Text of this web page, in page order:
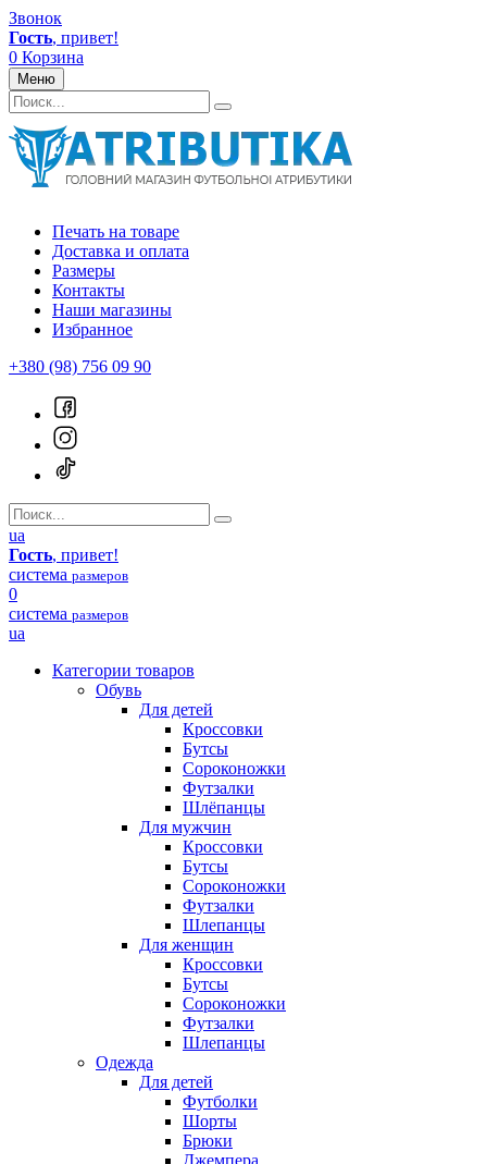
Звонок
Гость, привет!
0 Корзина
Меню
Печать на товаре
Доставка и оплата
Размеры
Контакты
Наши магазины
Избранное
+380 (98) 756 09 90
ua
Гость, привет!
система размеров
0
система размеров
ua
Категории товаров
Обувь
Для детей
Кроссовки
Бутсы
Сороконожки
Футзалки
Шлёпанцы
Для мужчин
Кроссовки
Бутсы
Сороконожки
Футзалки
Шлепанцы
Для женщин
Кроссовки
Бутсы
Сороконожки
Футзалки
Шлепанцы
Одежда
Для детей
Футболки
Шорты
Брюки
Джемпера